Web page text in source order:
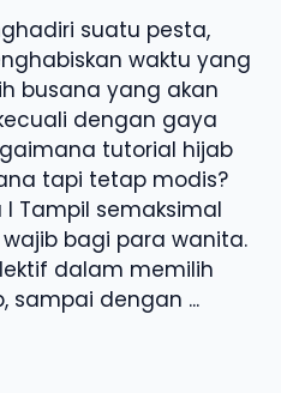
suatu pesta,
waktu yang
busana yang akan
dengan gaya
tutorial hijab
tapi tetap modis?
I Tampil semaksimal
bagi para wanita.
dalam memilih
sampai dengan ...